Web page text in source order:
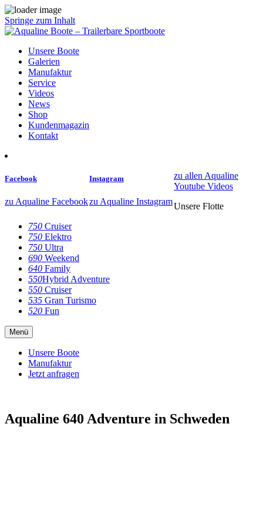
Springe zum Inhalt
Unsere Boote
Galerien
Manufaktur
Service
Videos
News
Shop
Kundenmagazin
Kontakt
Facebook
zu Aqualine Facebook
Instagram
zu Aqualine Instagram
zu allen Aqualine
Youtube Videos
Unsere Flotte
750 Cruiser
750 Elektro
750 Ultra
690 Weekend
640 Family
550Hybrid Adventure
550 Cruiser
535 Gran Turismo
520 Fun
Menü
Unsere Boote
Manufaktur
Jetzt anfragen
Aqualine 640 Adventure in Schweden